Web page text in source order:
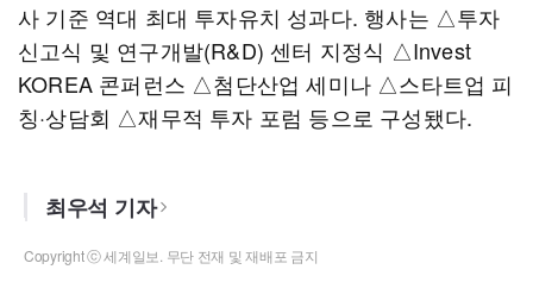
사 기준 역대 최대 투자유치 성과다. 행사는 △투자
신고식 및 연구개발(R&D) 센터 지정식 △Invest
KOREA 콘퍼런스 △첨단산업 세미나 △스타트업 피
칭·상담회 △재무적 투자 포럼 등으로 구성됐다.
최우석 기자
Copyright ⓒ 세계일보. 무단 전재 및 재배포 금지